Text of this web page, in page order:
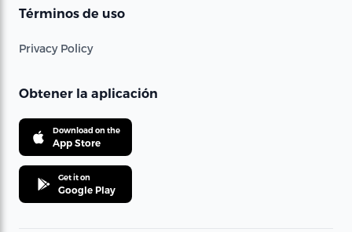
Términos de uso
Privacy Policy
Obtener la aplicación
Download on the
App Store
Get it on
Google Play